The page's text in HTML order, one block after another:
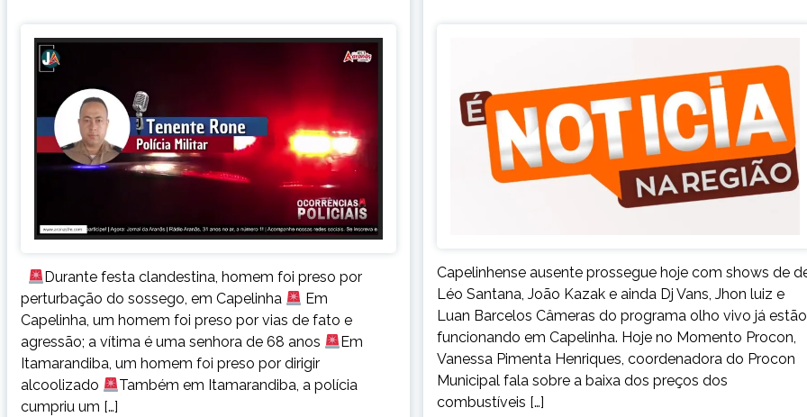
Durante festa clandestina, homem foi preso por
perturbação do sossego, em Capelinha
Em
Capelinha, um homem foi preso por vias de fato e
agressão; a vítima é uma senhora de 68 anos
Em
Itamarandiba, um homem foi preso por dirigir
alcoolizado
Também em Itamarandiba, a polícia
cumpriu um […]
Capelinhense ausente prossegue hoje com shows de
Léo Santana, João Kazak e ainda Dj Vans, Jhon luiz e
Luan Barcelos Câmeras do programa olho vivo já estão
funcionando em Capelinha. Hoje no Momento Procon,
Vanessa Pimenta Henriques, coordenadora do Procon
Municipal fala sobre a baixa dos preços dos
combustíveis […]